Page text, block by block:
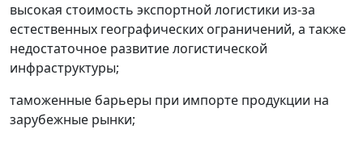
высокая стоимость экспортной логистики из-за
естественных географических ограничений, а также
недостаточное развитие логистической
инфраструктуры;
таможенные барьеры при импорте продукции на
зарубежные рынки;